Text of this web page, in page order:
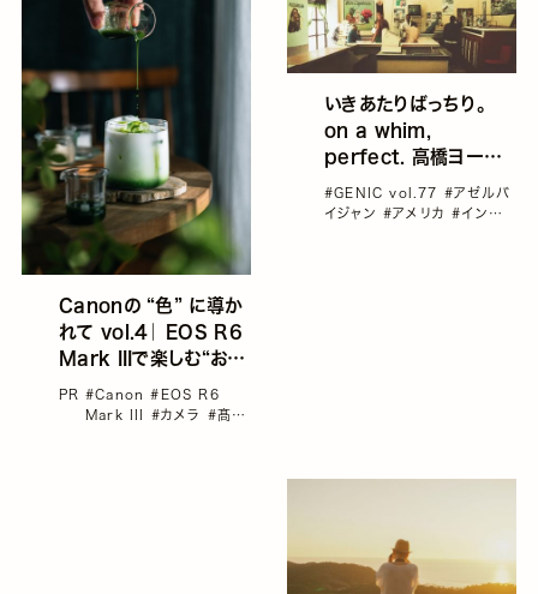
Canonの “色” に導か
れて vol.4｜ EOS R6
Mark IIIで楽しむ“おい
ィング演出術 by 髙田
PR #Canon#EOS R6
Mark III #カメラ #髙田
いきあたりばっちり。
on a whim,
perfect. 高橋ヨーコ
の旅
#GENIC vol.77 #アゼルバ
イジャン #アメリカ#インタビ